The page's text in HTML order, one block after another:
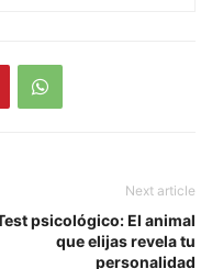
Next article
psicológico: El animal
que elijas revela tu
personalidad